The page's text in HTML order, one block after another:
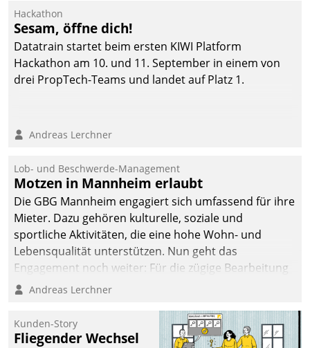
Hackathon
Sesam, öffne dich!
Datatrain startet beim ersten KIWI Platform
Hackathon am 10. und 11. September in einem von
drei PropTech-Teams und landet auf Platz 1.
Andreas Lerchner
Lob- und Beschwerde-Management
Motzen in Mannheim erlaubt
Die GBG Mannheim engagiert sich umfassend für ihre
Mieter. Dazu gehören kulturelle, soziale und
sportliche Aktivitäten, die eine hohe Wohn- und
Lebensqualität unterstützen. Nun geht das
Engagement noch weiter: Für die zügige Bearbeitung
von Beschwerden – oder Lob – richtet das
und Beschwerde-Management einen eigenen Kanal
ein.
Andreas Lerchner
Kunden-Story
Fliegender Wechsel